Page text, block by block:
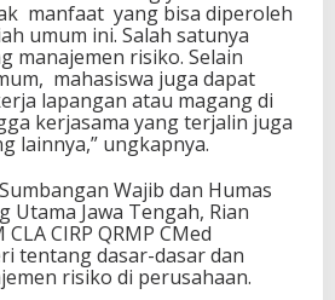
manfaat yang bisa diperoleh
umum ini. Salah satunya
manajemen risiko. Selain
mahasiswa juga dapat
lapangan atau magang di
kerjasama yang terjalin juga
lainnya,” ungkapnya.
Wajib dan Humas
Utama Jawa Tengah, Rian
CIRP QRMP CMed
tentang dasar-dasar dan
risiko di perusahaan.